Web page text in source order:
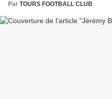
Par TOURS FOOTBALL CLUB